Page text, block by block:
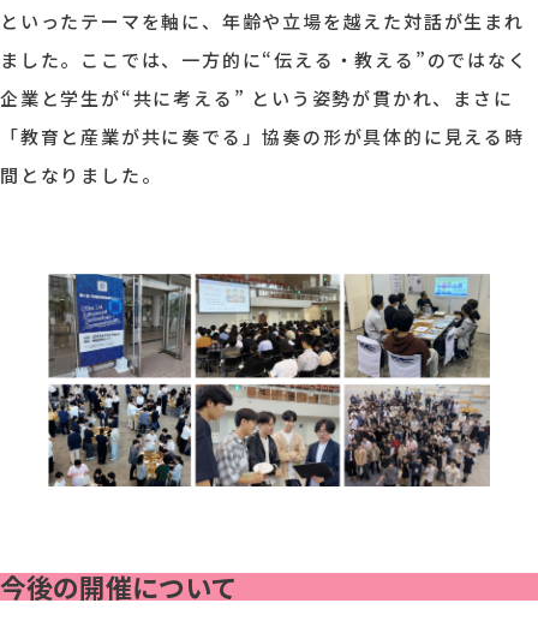
といったテーマを軸に、年齢や立場を越えた対話が生まれ
ました。ここでは、一方的に“伝える・教える”のではなく
企業と学生が“共に考える” という姿勢が貫かれ、まさに
「教育と産業が共に奏でる」協奏の形が具体的に見える時
間となりました。
今後の開催について